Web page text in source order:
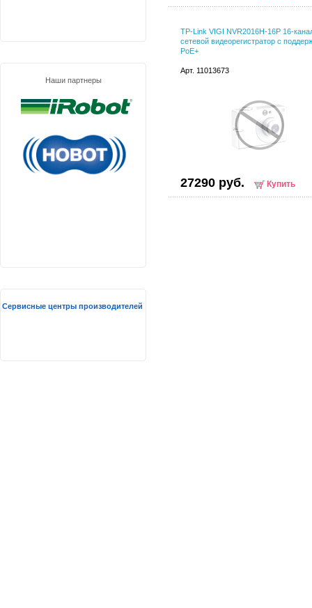
TP-Link VIGI NVR2016H-16P 16-
сетевой видеорегистратор с
PoE+
Арт. 11013673
27290 руб. Купить
Наши партнеры
Сервисные центры производителей